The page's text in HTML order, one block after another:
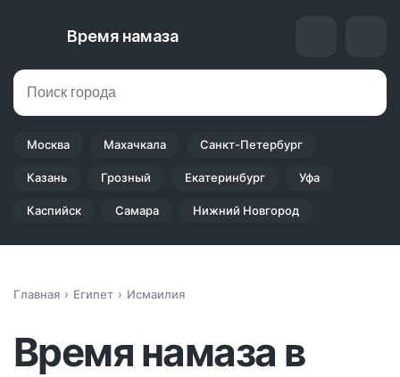
Время намаза
Москва Махачкала Санкт-Петербург
Казань Грозный Екатеринбург Уфа
Каспийск Самара Нижний Новгород
Главная Египет Исмаилия
Время намаза в